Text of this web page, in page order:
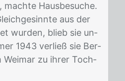
mach­te Haus­be­su­che.
aus der
wur­den, blieb sie un­
1943 ver­ließ sie Ber­
Wei­mar zu ih­rer Toch­